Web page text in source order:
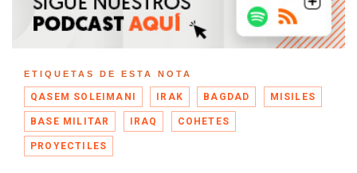
ETIQUETAS DE ESTA NOTA
QASEM SOLEIMANI IRAK BAGDAD MISILES
BASE MILITAR IRAQ COHETES
PROYECTILES